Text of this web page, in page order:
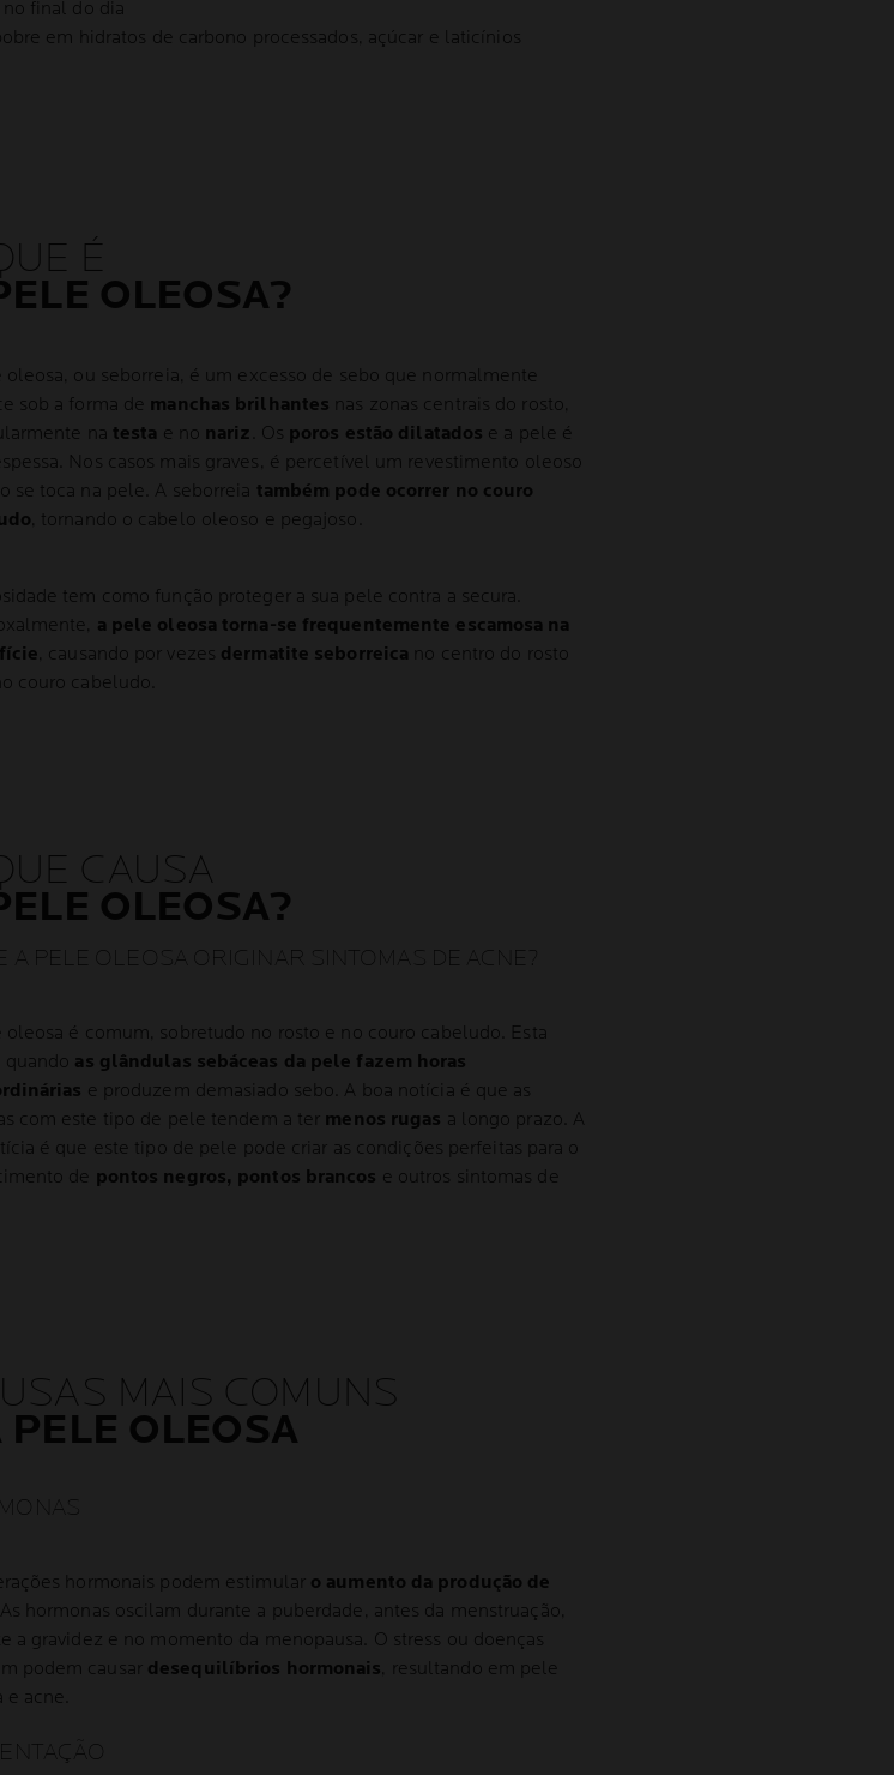
final do dia
em hidratos de carbono processados, açúcar e laticínios
É
OLEOSA?
oleosa, ou seborreia, é um excesso de sebo que normalmente
sob a forma de manchas brilhantes nas zonas centrais do rosto,
na testa e no nariz . Os poros estão dilatados e a pele é
Nos casos mais graves, é percetível um revestimento oleoso
se toca na pele. A seborreia também pode ocorrer no couro
, tornando o cabelo oleoso e pegajoso.
tem como função proteger a sua pele contra a secura.
a pele oleosa torna-se frequentemente escamosa na
, causando por vezes dermatite seborreica no centro do rosto
couro cabeludo.
CAUSA
OLEOSA?
A PELE OLEOSA ORIGINAR SINTOMAS DE ACNE?
oleosa é comum, sobretudo no rosto e no couro cabeludo. Esta
quando as glândulas sebáceas da pele fazem horas
e produzem demasiado sebo. A boa notícia é que as
com este tipo de pele tendem a ter menos rugas a longo prazo. A
é que este tipo de pele pode criar as condições perfeitas para o
de pontos negros, pontos brancos e outros sintomas de
MAIS COMUNS
PELE OLEOSA
hormonais podem estimular o aumento da produção de
. As hormonas oscilam durante a puberdade, antes da menstruação,
a gravidez e no momento da menopausa. O stress ou doenças
podem causar desequilíbrios hormonais , resultando em pele
acne.